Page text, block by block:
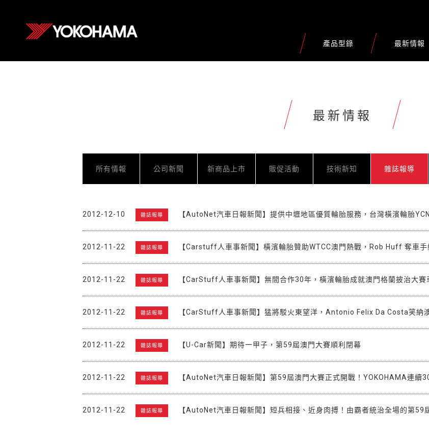
產品型錄 最新情報
最新情報
所有情報 公司新聞 新商品上市 販促活動 技術新知 雜誌報導
2012-12-10 雜誌報導 【AutoNet汽車日報新聞】提供中壢地區優質輪胎服務，台灣橫濱輪胎
2012-11-22 雜誌報導 【Carstuff人車事新聞】橫濱輪胎贊助WTCC澳門熱戰，Rob Huff 奪車手
2012-11-22 雜誌報導 【CarStuff人車事新聞】無間合作30年，橫濱輪胎成就澳門格蘭披治大賽
2012-11-22 雜誌報導 【CarStuff人車事新聞】猛將駁火東望洋，Antonio Felix Da Costa笑納
2012-11-22 雜誌報導 【U-Car新聞】期待一甲子，第59屆澳門大賽順利閉幕
2012-11-22 雜誌報導 【AutoNet汽車日報新聞】第59屆澳門大賽正式開戰！YOKOHAMA連續
2012-11-22 雜誌報導 【AutoNet汽車日報新聞】短兵相接、近身肉搏！由霸者統治全場的第59